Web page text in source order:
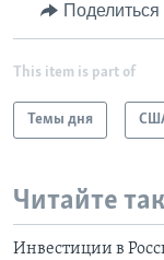
Поделиться
This item is part of
Темы дня
Читайте
Инвестиции в